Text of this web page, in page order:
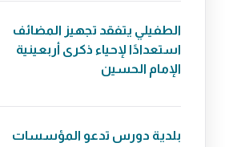
الطفيلي يتفقد تجهيز المضائف
استعدادًا لإحياء ذكرى أربعينية
الإمام الحسين
بلدية دورس تدعو المؤسسات